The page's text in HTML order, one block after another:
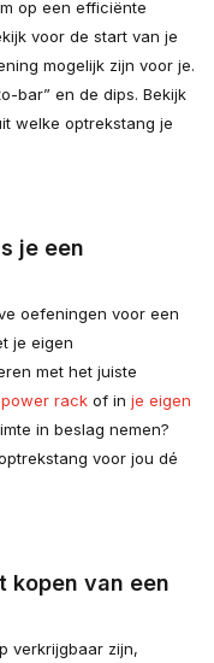
op een efficiënte
voor de start van je
mogelijk zijn voor je.
bar” en de dips. Bekijk
welke optrekstang je
je een
oefeningen voor een
je eigen
met het juiste
rack of in je eigen
in beslag nemen?
voor jou dé
kopen van een
verkrijgbaar zijn,